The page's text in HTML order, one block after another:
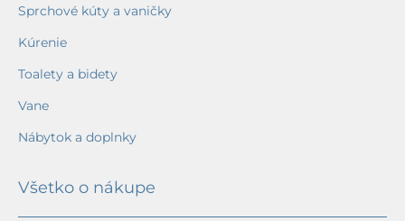
Sprchové kúty a vaničky
Kúrenie
Toalety a bidety
Vane
Nábytok a doplnky
Všetko o nákupe